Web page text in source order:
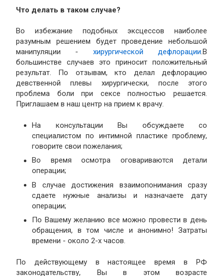
Что делать в таком случае?
Во избежание подобных эксцессов наиболее
разумным решением будет проведение небольшой
манипуляции - хирургической дефлорации.В
большинстве случаев это приносит положительный
результат. По отзывам, кто делал дефлорацию
девственной плевы хирургически, после этого
проблема боли при сексе полностью решается.
Приглашаем в наш центр на прием к врачу.
На консультации Вы обсуждаете со
специалистом по интимной пластике проблему,
говорите свои пожелания;
Во время осмотра оговариваются детали
операции;
В случае достижения взаимопонимания сразу
сдаете нужные анализы и назначаете дату
операции;
По Вашему желанию все можно провести в день
обращения, в том числе и анонимно! Затраты
времени - около 2-х часов.
По действующему в настоящее время в РФ
законодательству, Вы в этом возрасте